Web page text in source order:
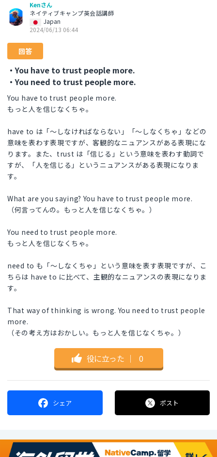
Kenさん
ネイティブキャンプ英会話講師
Japan
2024/06/13 06:44
回答
・You have to trust people more.
・You need to trust people more.
You have to trust people more.
もっと人を信じなくちゃ。
have to は「〜しなければならない」「〜しなくちゃ」などの
意味を表わす表現ですが、客観的なニュアンスがある表現にな
ります。また、trust は「信じる」という意味を表わす動詞で
すが、「人を信じる」というニュアンスがある表現になりま
す。
What are you saying? You have to trust people more.
（何言ってんの。もっと人を信じなくちゃ。）
You need to trust people more.
もっと人を信じなくちゃ。
need to も「〜しなくちゃ」という意味を表す表現ですが、こ
ちらは have to に比べて、主観的なニュアンスの表現になりま
す。
That way of thinking is wrong. You need to trust people
more.
（その考え方はおかしい。もっと人を信じなくちゃ。）
役に立った ｜ 0
シェア ポスト